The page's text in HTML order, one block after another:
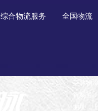
综合物流服务 全国物流
英脉物
备案号
地址：